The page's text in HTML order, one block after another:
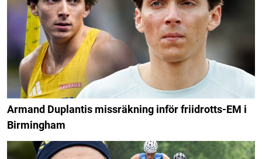
Armand Duplantis missräkning inför friidrotts-EM i
Birmingham